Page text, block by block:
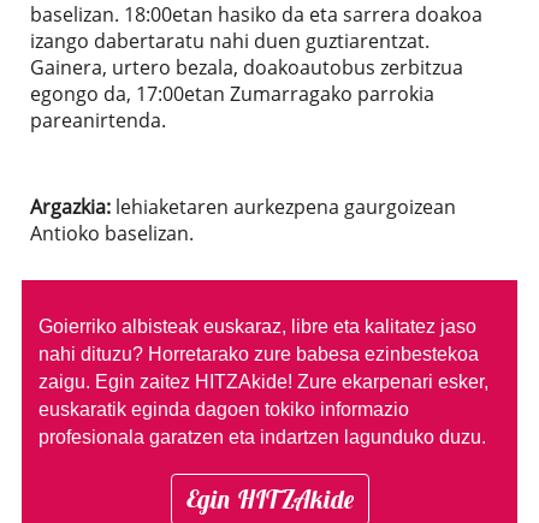
baselizan. 18:00etan hasiko da eta sarrera doakoa
izango dabertaratu nahi duen guztiarentzat.
Gainera, urtero bezala, doakoautobus zerbitzua
egongo da, 17:00etan Zumarragako parrokia
pareanirtenda.
Argazkia: lehiaketaren aurkezpena gaurgoizean
Antioko baselizan.
Goierriko albisteak euskaraz, libre eta kalitatez jaso
nahi dituzu? Horretarako zure babesa ezinbestekoa
zaigu. Egin zaitez HITZAkide! Zure ekarpenari esker,
euskaratik eginda dagoen tokiko informazio
profesionala garatzen eta indartzen lagunduko duzu.
Egin HITZAkide